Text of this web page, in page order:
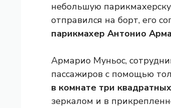
небольшую
отправился на борт, его
парикмахер Антонио
Армарио Муньос,
пассажиров с помощью
в комнате три
зеркалом и в